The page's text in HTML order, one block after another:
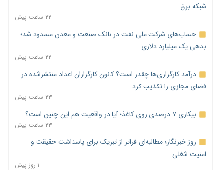
شبکه برق
۲۲ ساعت پیش
حساب‌های شرکت ملی نفت در بانک صنعت و معدن مسدود شد؛
بدهی یک میلیارد دلاری
۲۲ ساعت پیش
درآمد کارگزاری‌ها چقدر است؟ کانون کارگزاران اعداد منتشرشده در
فضای مجازی را تکذیب کرد
۲۳ ساعت پیش
بیکاری ۷ درصدی روی کاغذ؛ آیا در واقعیت هم این چنین است؟
۲۳ ساعت پیش
روز خبرنگار؛ مطالبه‌ای فراتر از تبریک برای پاسداشت حقیقت و
امنیت شغلی
۱ روز پیش